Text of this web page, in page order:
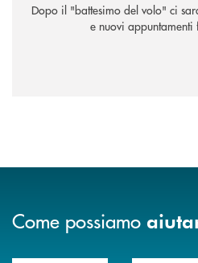
Dopo il "battesimo del volo" ci
e nuovi
Come possiamo